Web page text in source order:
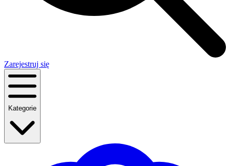
Zarejestruj się
Kategorie